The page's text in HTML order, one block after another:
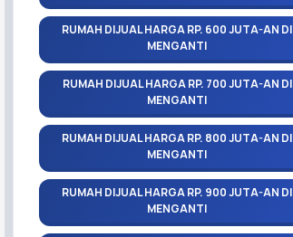
RUMAH DIJUAL HARGA RP. 600 JUTA-AN DI
MENGANTI
RUMAH DIJUAL HARGA RP. 700 JUTA-AN DI
MENGANTI
RUMAH DIJUAL HARGA RP. 800 JUTA-AN DI
MENGANTI
RUMAH DIJUAL HARGA RP. 900 JUTA-AN DI
MENGANTI